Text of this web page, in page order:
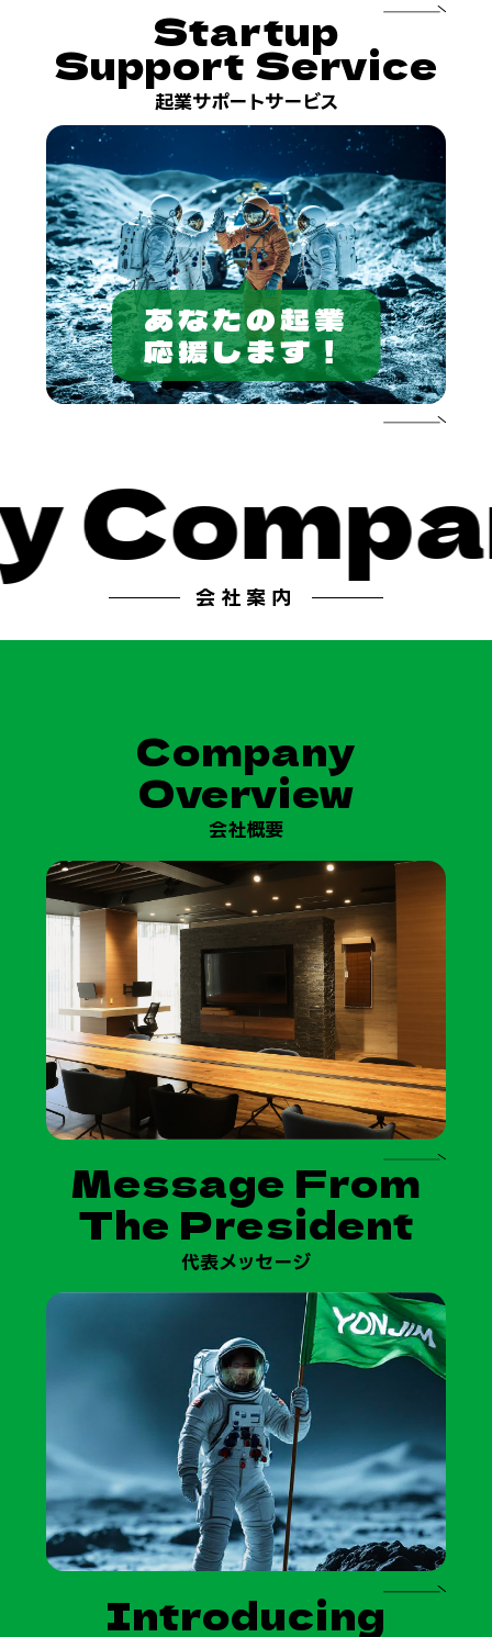
Startup
Support Service
起業サポートサービス
あなたの起業
応援します！
会社案内
Company
Overview
会社概要
Message From
The President
代表メッセージ
Introducing